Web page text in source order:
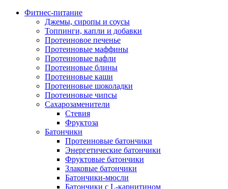
Фитнес-питание
Джемы, сиропы и соусы
Топпинги, капли и добавки
Протеиновое печенье
Протеиновые маффины
Протеиновые вафли
Протеиновые блины
Протеиновые каши
Протеиновые шоколадки
Протеиновые чипсы
Сахарозаменители
Стевия
Фруктоза
Батончики
Протеиновые батончики
Энергетические батончики
Фруктовые батончики
Злаковые батончики
Батончики-мюсли
Батончики с L-карнитином